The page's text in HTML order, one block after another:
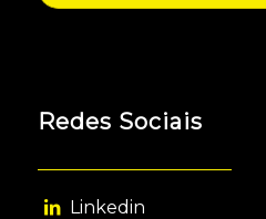
Redes Sociais
Linkedin